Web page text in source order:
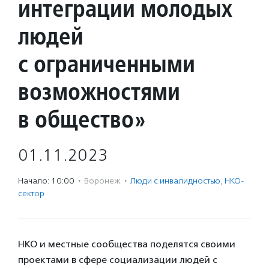
интеграции молодых
людей
с ограниченными
возможностями
в общество»
01.11.2023
Начало: 10:00 · Воронеж · Люди с инвалидностью, НКО-
сектор
НКО и местные сообщества поделятся своими
проектами в сфере социализации людей с